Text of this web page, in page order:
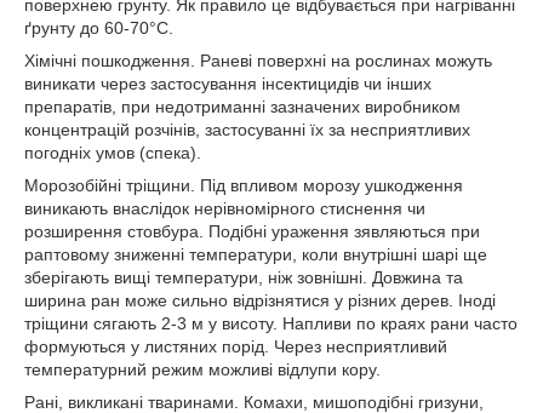
поверхнею грунту. Як правило це відбувається при нагріванні
ґрунту до 60-70°С.
Хімічні пошкодження. Раневі поверхні на рослинах можуть
виникати через застосування інсектицидів чи інших
препаратів, при недотриманні зазначених виробником
концентрацій розчінів, застосуванні їх за несприятливих
погодніх умов (спека).
Морозобійні тріщини. Під впливом морозу ушкодження
виникають внаслідок нерівномірного стиснення чи
розширення стовбура. Подібні ураження зявляються при
раптовому зниженні температури, коли внутрішні шарі ще
зберігають вищі температури, ніж зовнішні. Довжина та
ширина ран може сильно відрізнятися у різних дерев. Іноді
тріщини сягають 2-3 м у висоту. Напливи по краях рани часто
формуються у листяних порід. Через несприятливий
температурний режим можливі відлупи кору.
Рані, викликані тваринами. Комахи, мишоподібні гризуни,